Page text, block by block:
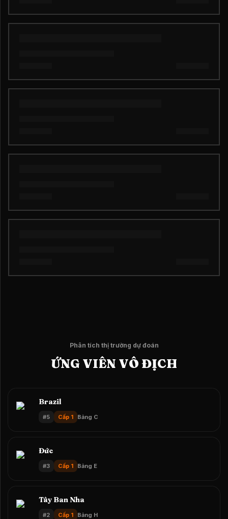
Phân tích thị trường dự đoán
ỨNG VIÊN VÔ ĐỊCH
Brazil
#5 Cấp 1 Bảng C
Đức
#3 Cấp 1 Bảng E
Tây Ban Nha
#2 Cấp 1 Bảng H